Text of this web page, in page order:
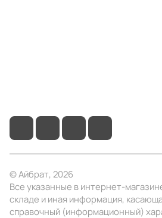
© Айбрат, 2026
Все указанные в интернет-
складе и иная информация,
справочный (информационный)